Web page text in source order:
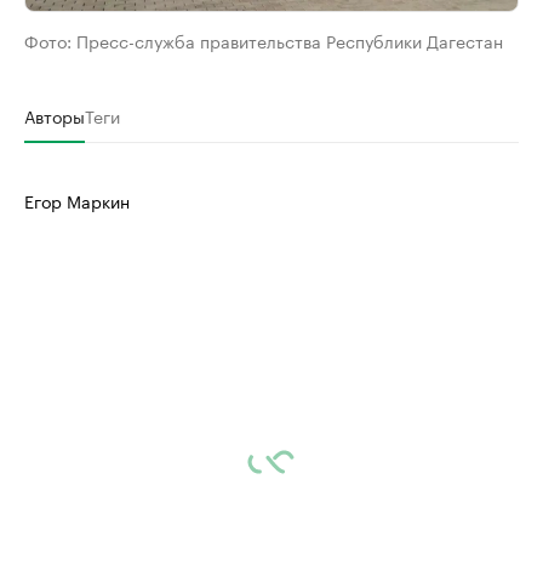
Фото: Пресс-служба правительства Республики Дагестан
АвторыТеги
Егор Маркин